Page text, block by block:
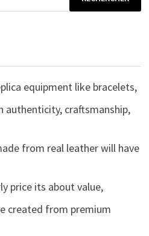
equipment like bracelets,
authenticity, craftsmanship,
from real leather will have
price its about value,
created from premium